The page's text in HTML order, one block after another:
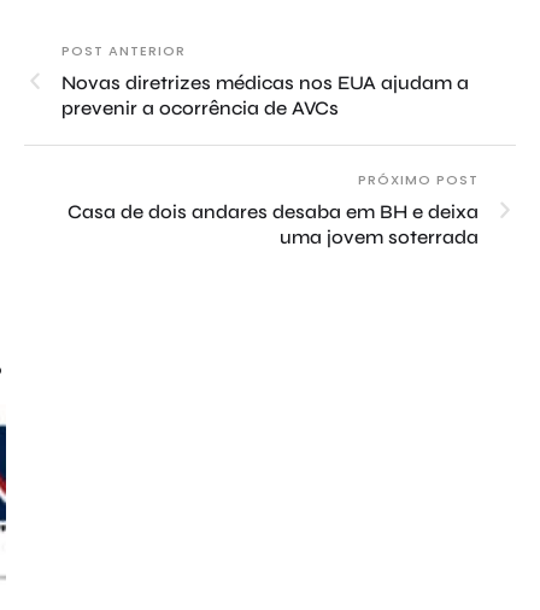
POST ANTERIOR
Novas diretrizes médicas nos EUA ajudam a
prevenir a ocorrência de AVCs
PRÓXIMO POST
Casa de dois andares desaba em BH e deixa
uma jovem soterrada